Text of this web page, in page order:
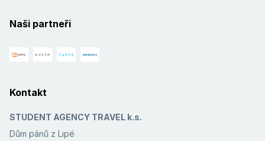
Naši partneři
Kontakt
STUDENT AGENCY TRAVEL k.s.
Dům pánů z Lipé